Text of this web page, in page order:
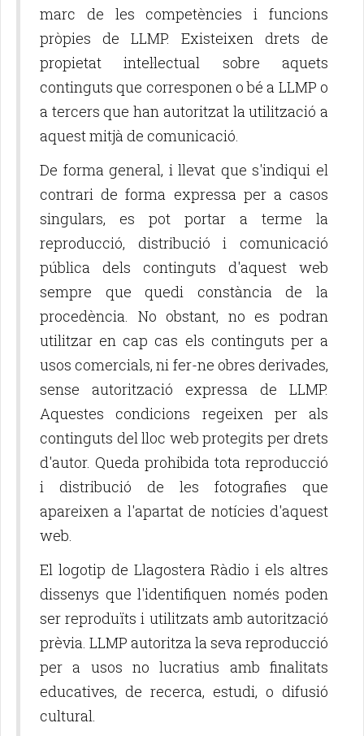
marc de les competències i funcions
pròpies de LLMP. Existeixen drets de
propietat intel·lectual sobre aquets
continguts que corresponen o bé a LLMP o
a tercers que han autoritzat la utilització a
aquest mitjà de comunicació.
De forma general, i llevat que s'indiqui el
contrari de forma expressa per a casos
singulars, es pot portar a terme la
reproducció, distribució i comunicació
pública dels continguts d'aquest web
sempre que quedi constància de la
procedència. No obstant, no es podran
utilitzar en cap cas els continguts per a
usos comercials, ni fer-ne obres derivades,
sense autorització expressa de LLMP.
Aquestes condicions regeixen per als
continguts del lloc web protegits per drets
d'autor. Queda prohibida tota reproducció
i distribució de les fotografies que
apareixen a l'apartat de notícies d'aquest
web.
El logotip de Llagostera Ràdio i els altres
dissenys que l'identifiquen només poden
ser reproduïts i utilitzats amb autorització
prèvia. LLMP autoritza la seva reproducció
per a usos no lucratius amb finalitats
educatives, de recerca, estudi, o difusió
cultural.